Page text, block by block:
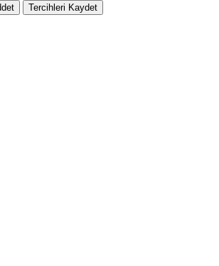
Tercihleri Kaydet